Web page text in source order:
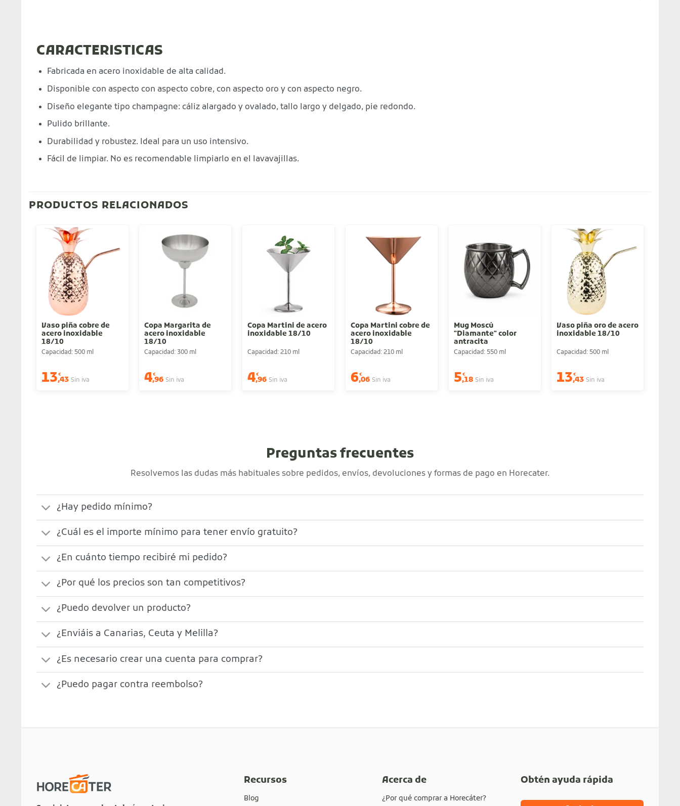
CARACTERISTICAS
Fabricada en acero inoxidable de alta calidad.
Disponible con aspecto con aspecto cobre, con aspecto oro y con aspecto negro.
Diseño elegante tipo champagne: cáliz alargado y ovalado, tallo largo y delgado, pie redondo.
Pulido brillante.
Durabilidad y robustez. Ideal para un uso intensivo.
Fácil de limpiar. No es recomendable limpiarlo en el lavavajillas.
PRODUCTOS RELACIONADOS
Vaso piña cobre de
acero inoxidable
18/10
Capacidad: 500 ml
13€
,43 Sin iva
Copa Margarita de
acero inoxidable
18/10
Capacidad: 300 ml
4€
,96 Sin iva
Copa Martini de acero
inoxidable 18/10
Capacidad: 210 ml
4€
,96 Sin iva
Copa Martini cobre de
acero inoxidable
18/10
Capacidad: 210 ml
6€
,06 Sin iva
Mug Moscú
"Diamante" color
antracita
Capacidad: 550 ml
5€
,18 Sin iva
Vaso piña oro de acero
inoxidable 18/10
Capacidad: 500 ml
13€
,43 Sin iva
Preguntas frecuentes
Resolvemos las dudas más habituales sobre pedidos, envíos, devoluciones y formas de pago en Horecater.
¿Hay pedido mínimo?
¿Cuál es el importe mínimo para tener envío gratuito?
¿En cuánto tiempo recibiré mi pedido?
¿Por qué los precios son tan competitivos?
¿Puedo devolver un producto?
¿Enviáis a Canarias, Ceuta y Melilla?
¿Es necesario crear una cuenta para comprar?
¿Puedo pagar contra reembolso?
Recursos
Blog
Acerca de
¿Por qué comprar a Horecáter?
Obtén ayuda rápida